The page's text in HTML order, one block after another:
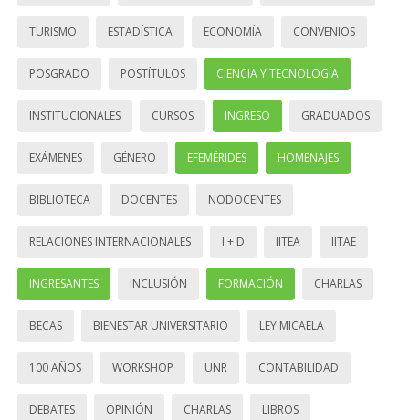
TURISMO ESTADÍSTICA ECONOMÍA CONVENIOS
POSGRADO POSTÍTULOS CIENCIA Y TECNOLOGÍA
INSTITUCIONALES CURSOS INGRESO GRADUADOS
EXÁMENES GÉNERO EFEMÉRIDES HOMENAJES
BIBLIOTECA DOCENTES NODOCENTES
RELACIONES INTERNACIONALES I + D IITEA IITAE
INGRESANTES INCLUSIÓN FORMACIÓN CHARLAS
BECAS BIENESTAR UNIVERSITARIO LEY MICAELA
100 AÑOS WORKSHOP UNR CONTABILIDAD
DEBATES OPINIÓN CHARLAS LIBROS